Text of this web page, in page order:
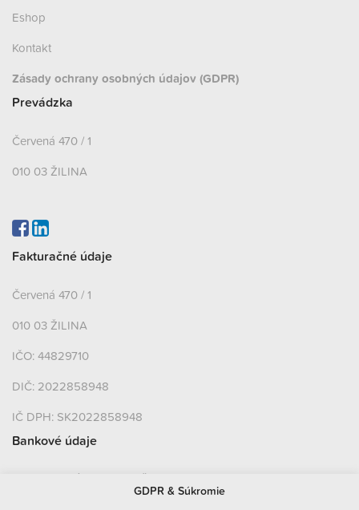
Eshop
Kontakt
Zásady ochrany osobných údajov (GDPR)
Prevádzka
Červená 470 / 1
010 03 ŽILINA
Fakturačné údaje
Červená 470 / 1
010 03 ŽILINA
IČO: 44829710
DIČ: 2022858948
IČ DPH: SK2022858948
Bankové údaje
SLOVENSKÁ SPORITEĽŇA, A.S.
GDPR & Súkromie